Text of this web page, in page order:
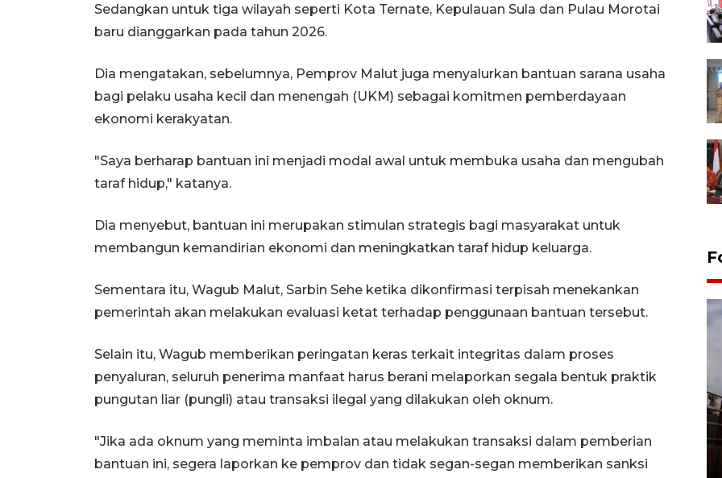
Sedangkan untuk tiga wilayah seperti Kota Ternate, Kepulauan Sula dan Pulau Morotai
baru dianggarkan pada tahun 2026.
Dia mengatakan, sebelumnya, Pemprov Malut juga menyalurkan bantuan sarana usaha
bagi pelaku usaha kecil dan menengah (UKM) sebagai komitmen pemberdayaan
ekonomi kerakyatan.
"Saya berharap bantuan ini menjadi modal awal untuk membuka usaha dan mengubah
taraf hidup," katanya.
Dia menyebut, bantuan ini merupakan stimulan strategis bagi masyarakat untuk
membangun kemandirian ekonomi dan meningkatkan taraf hidup keluarga.
Sementara itu, Wagub Malut, Sarbin Sehe ketika dikonfirmasi terpisah menekankan
pemerintah akan melakukan evaluasi ketat terhadap penggunaan bantuan tersebut.
Selain itu, Wagub memberikan peringatan keras terkait integritas dalam proses
penyaluran, seluruh penerima manfaat harus berani melaporkan segala bentuk praktik
pungutan liar (pungli) atau transaksi ilegal yang dilakukan oleh oknum.
"Jika ada oknum yang meminta imbalan atau melakukan transaksi dalam pemberian
bantuan ini, segera laporkan ke pemprov dan tidak segan-segan memberikan sanksi
Pasar Higienis
5 Mei 2026 05:32